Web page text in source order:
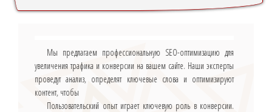
Мы предлагаем профессиональную SEO-оптимизацию для
увеличения трафика и конверсии на вашем сайте. Наши эксперты
проведут анализ, определят ключевые слова и оптимизируют
контент, чтобы
Пользовательский опыт играет ключевую роль в конверсии.